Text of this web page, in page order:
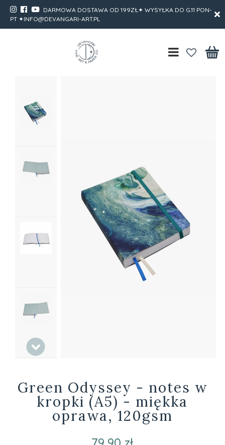
DARMOWA DOSTAWA OD 199ZŁ✦ WYSYŁKA DO G.11 PON-
PT ✦INFO@DEVANGARI-ART.PL
Green Odyssey - notes w
kropki (A5) - miękka
oprawa, 120gsm